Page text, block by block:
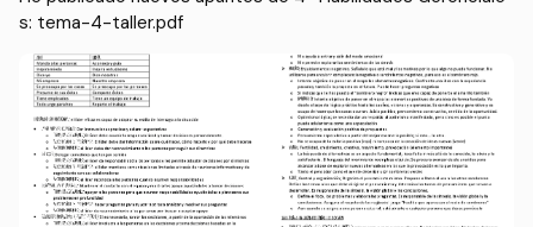
s: tema-4-taller.pdf